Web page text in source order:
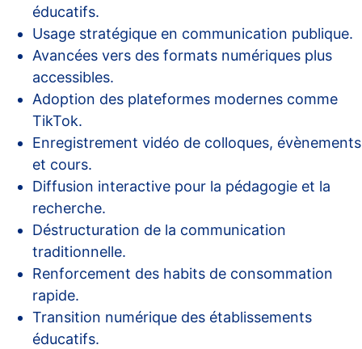
éducatifs.
Usage stratégique en communication publique.
Avancées vers des formats numériques plus
accessibles.
Adoption des plateformes modernes comme
TikTok.
Enregistrement vidéo de colloques, évènements
et cours.
Diffusion interactive pour la pédagogie et la
recherche.
Déstructuration de la communication
traditionnelle.
Renforcement des habits de consommation
rapide.
Transition numérique des établissements
éducatifs.